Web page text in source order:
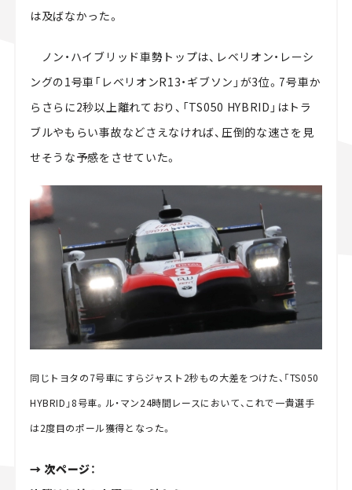
は及ばなかった。
ノン・ハイブリッド車勢トップは、レベリオン・レーシ
ングの1号車「レベリオンR13・ギブソン」が3位。7号車か
らさらに2秒以上離れており、「TS050 HYBRID」はトラ
ブルやもらい事故などさえなければ、圧倒的な速さを見
せそうな予感をさせていた。
同じトヨタの7号車にすらジャスト2秒もの大差をつけた、「TS050
HYBRID」8号車。ル・マン24時間レースにおいて、これで一貴選手
は2度目のポール獲得となった。
→ 次ページ：